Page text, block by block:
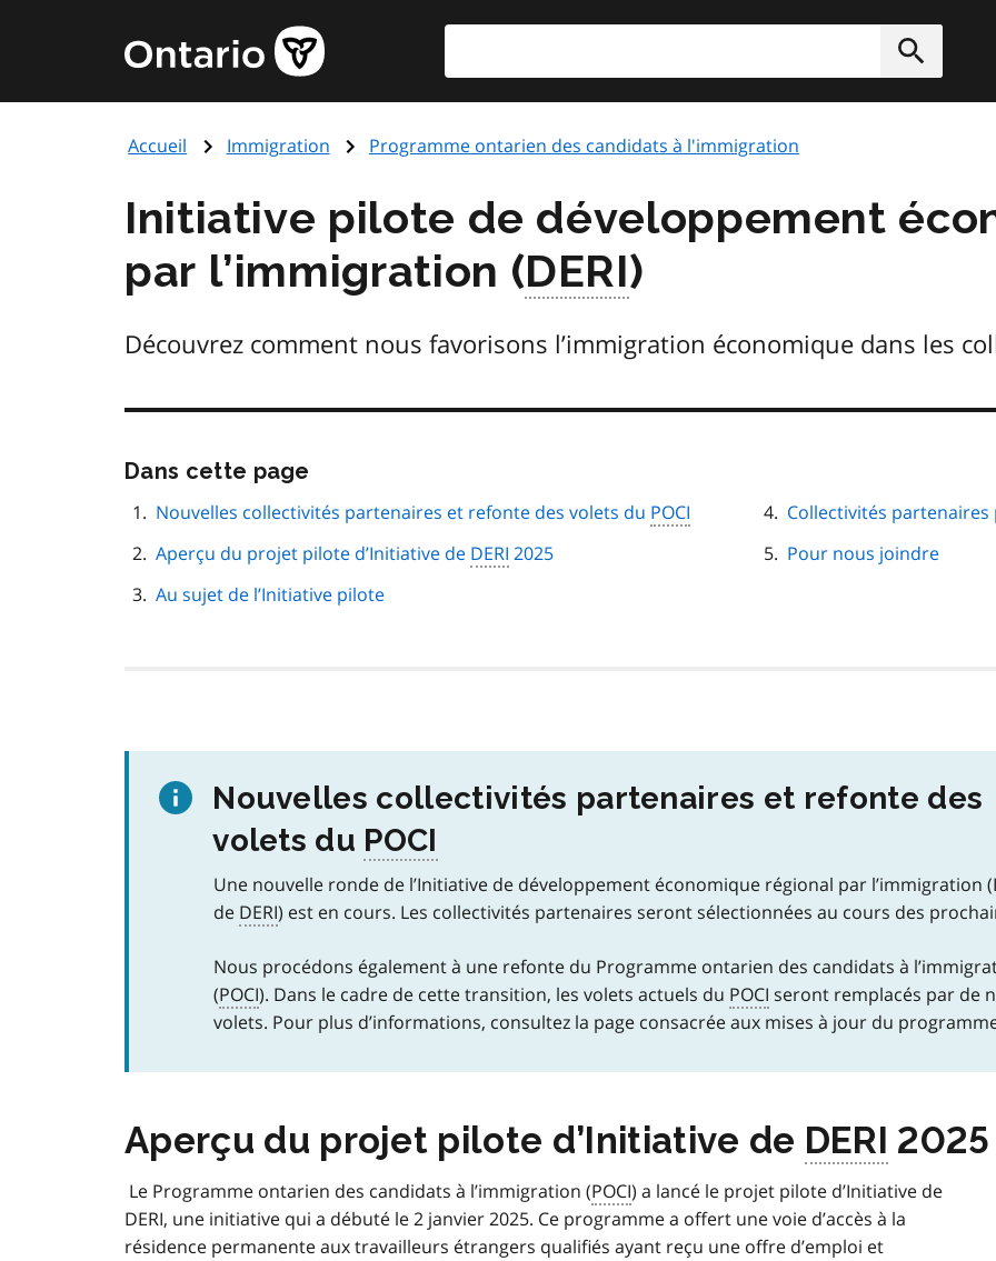
principal
Page
d'accueil
de
Accueil Immigration Programme ontarien des candidats à l'immigration
Initiative pilote de développement
par l’immigration (DERI)
Découvrez comment nous favorisons l’immigration économique dans les
Dans cette page
navigation
de
page
Nouvelles collectivités partenaires et refonte des volets du POCI
Aperçu du projet pilote d’Initiative de DERI 2025
Au sujet de l’Initiative pilote
Collectivités partenaires
Pour nous joindre
Nouvelles collectivités partenaires et refonte des
volets du POCI
Une nouvelle ronde de l’Initiative de développement économique régional par l’immigration
de DERI) est en cours. Les collectivités partenaires seront sélectionnées au cours des
Nous procédons également à une refonte du Programme ontarien des candidats à
(POCI). Dans le cadre de cette transition, les volets actuels du POCI seront remplacés par de
volets. Pour plus d’informations, consultez la page consacrée aux mises à jour du
Aperçu du projet pilote d’Initiative de DERI 2025
Le Programme ontarien des candidats à l’immigration (POCI) a lancé le projet pilote d’Initiative de
DERI, une initiative qui a débuté le 2 janvier 2025. Ce programme a offert une voie d’accès à la
résidence permanente aux travailleurs étrangers qualifiés ayant reçu une offre d’emploi et